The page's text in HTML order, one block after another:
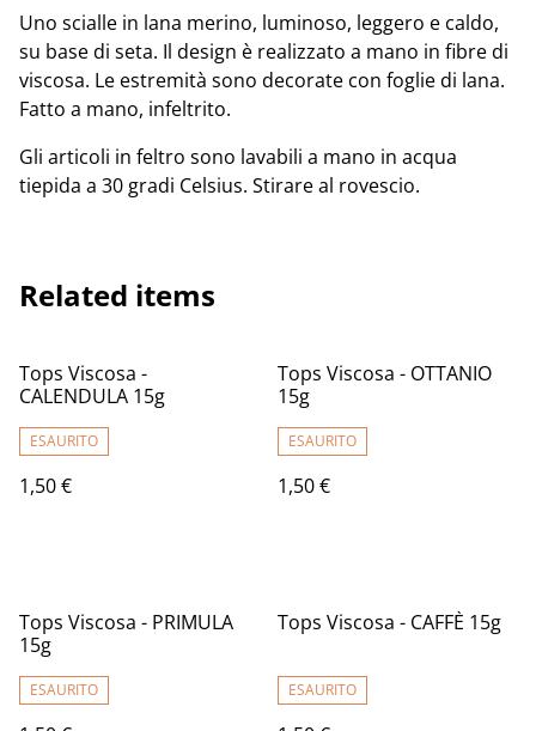
Uno scialle in lana merino, luminoso, leggero e caldo,
su base di seta. Il design è realizzato a mano in fibre di
viscosa. Le estremità sono decorate con foglie di lana.
Fatto a mano, infeltrito.
Gli articoli in feltro sono lavabili a mano in acqua
tiepida a 30 gradi Celsius. Stirare al rovescio.
Related items
Tops Viscosa -
CALENDULA 15g
ESAURITO
1,50 €
Tops Viscosa - OTTANIO
15g
ESAURITO
1,50 €
Tops Viscosa - PRIMULA
15g
ESAURITO
Tops Viscosa - CAFFÈ 15g
ESAURITO